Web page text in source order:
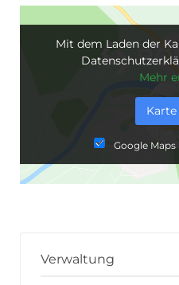
Mit dem Laden der
Mehr
Google
Verwaltung